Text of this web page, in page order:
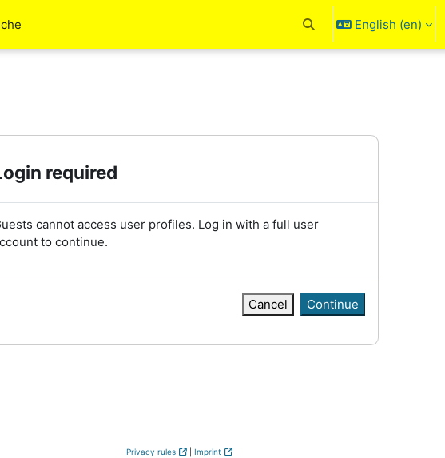
Toggle search input
English ‎(en)‎
required
cannot access user profiles. Log in with a full user
to continue.
Cancel Continue
Privacy rules | Imprint